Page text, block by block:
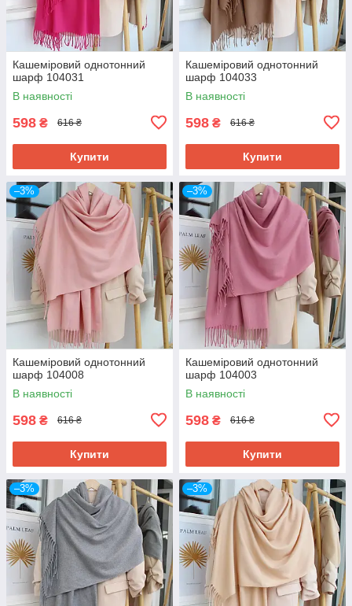
Кашеміровий однотонний
шарф 104031
В наявності
598 ₴ 616 ₴
Купити
Кашеміровий однотонний
шарф 104033
В наявності
598 ₴ 616 ₴
Купити
–3%
Кашеміровий однотонний
шарф 104008
В наявності
598 ₴ 616 ₴
Купити
–3%
Кашеміровий однотонний
шарф 104003
В наявності
598 ₴ 616 ₴
Купити
–3% –3%